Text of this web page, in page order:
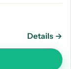
Details →